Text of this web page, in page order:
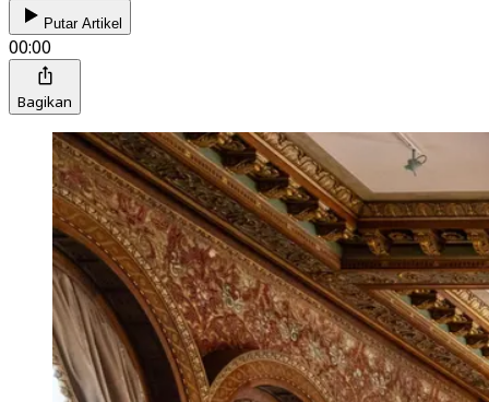
Putar Artikel
00:00
Bagikan